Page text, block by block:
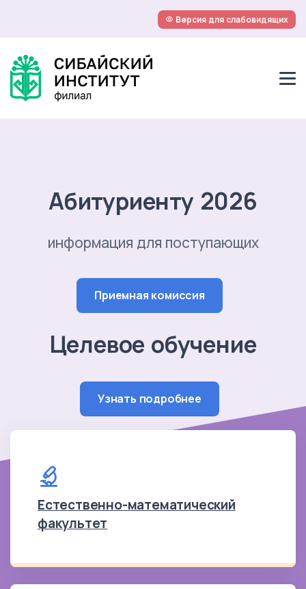
Версия для слабовидящих
Абитуриенту 2026
информация для поступающих
Приемная комиссия
Целевое обучение
Узнать подробнее
Естественно-математический
факультет